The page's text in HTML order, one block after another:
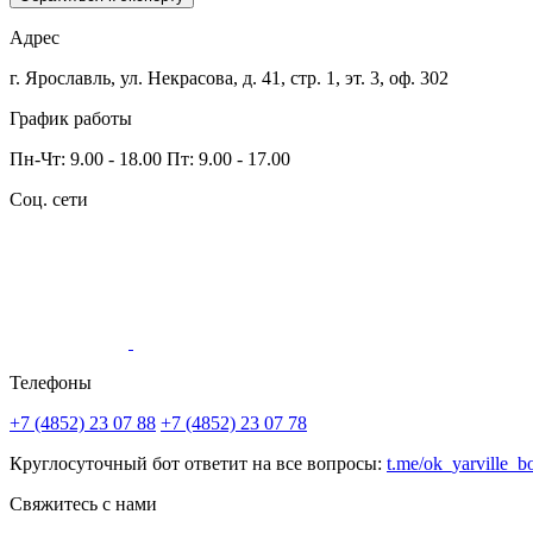
Адрес
г. Ярославль, ул. Некрасова, д. 41, стр. 1, эт. 3, оф. 302
График работы
Пн-Чт: 9.00 - 18.00 Пт: 9.00 - 17.00
Соц. сети
Телефоны
+7 (4852) 23 07 88 +7 (4852) 23 07 78
Круглосуточный бот ответит на все вопросы: t.me/
Свяжитесь с нами